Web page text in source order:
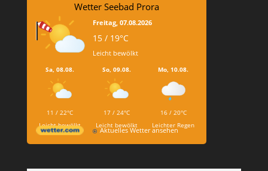
Wetter Seebad Prora
Freitag, 07.08.2026
15 / 19°C
Leicht bewölkt
Sa, 08.08.
11 / 22°C
Leicht bewölkt
So, 09.08.
17 / 24°C
Leicht bewölkt
Mo, 10.08.
16 / 20°C
Leichter Regen
Aktuelles Wetter ansehen